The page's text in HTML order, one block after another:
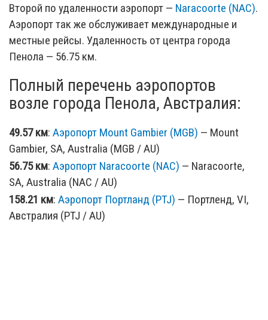
Второй по удаленности аэропорт — Naracoorte (NAC).
Аэропорт так же обслуживает международные и
местные рейсы. Удаленность от центра города
Пенола — 56.75 км.
Полный перечень аэропортов
возле города Пенола, Австралия:
49.57 км: Аэропорт Mount Gambier (MGB) — Mount
Gambier, SA, Australia (MGB / AU)
56.75 км: Аэропорт Naracoorte (NAC) — Naracoorte,
SA, Australia (NAC / AU)
158.21 км: Аэропорт Портланд (PTJ) — Портленд, VI,
Австралия (PTJ / AU)